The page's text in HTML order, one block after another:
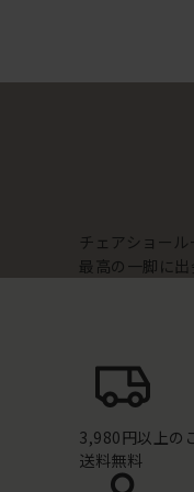
チェアショー
最高の一脚に
3,980円以上の
送料無料